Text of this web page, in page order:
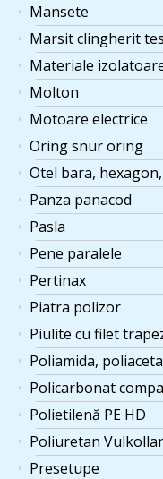
Mansete
Marsit clingherit
Materiale
Molton
Motoare electrice
Oring snur oring
Otel bara,
Panza panacod
Pasla
Pene paralele
Pertinax
Piatra polizor
Piulite cu filet
Poliamida,
Policarbonat
Polietilenă PE HD
Poliuretan
Presetupe